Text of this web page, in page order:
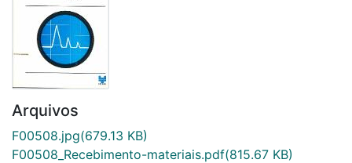
Fale Conosco
Arquivos
F00508.jpg(679.13 KB)
F00508_Recebimento-materiais.pdf(815.67 KB)